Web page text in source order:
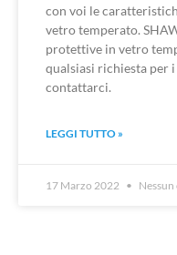
con voi le
vetro temperato.
protettive in vetro
qualsiasi richiesta per
contattarci.
LEGGI TUTTO »
17 Marzo 2022